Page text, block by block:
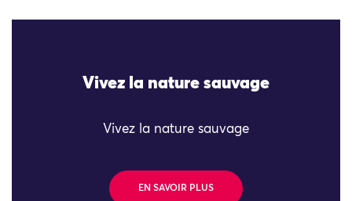
Vivez la nature sauvage
Vivez la nature sauvage
EN SAVOIR PLUS